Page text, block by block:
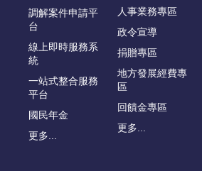
調解案件申請平
台
線上即時服務系
統
一站式整合服務
平台
國民年金
更多...
人事業務專區
政令宣導
捐贈專區
地方發展經費專
區
回饋金專區
更多...